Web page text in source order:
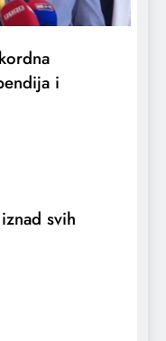
i
svih